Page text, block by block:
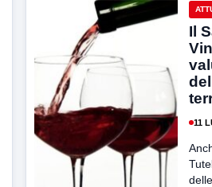
Il
11